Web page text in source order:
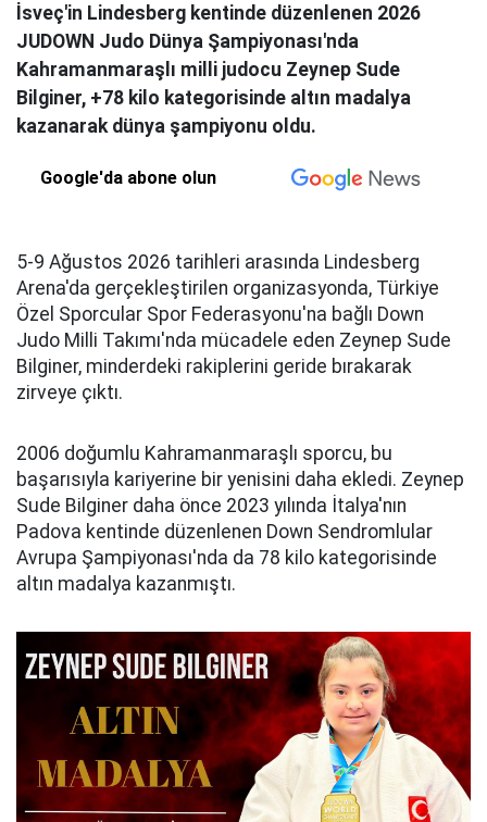
İsveç'in Lindesberg kentinde düzenlenen 2026
JUDOWN Judo Dünya Şampiyonası'nda
Kahramanmaraşlı milli judocu Zeynep Sude
Bilginer, +78 kilo kategorisinde altın madalya
kazanarak dünya şampiyonu oldu.
Google'da abone olun
5-9 Ağustos 2026 tarihleri arasında Lindesberg
Arena'da gerçekleştirilen organizasyonda, Türkiye
Özel Sporcular Spor Federasyonu'na bağlı Down
Judo Milli Takımı'nda mücadele eden Zeynep Sude
Bilginer, minderdeki rakiplerini geride bırakarak
zirveye çıktı.
2006 doğumlu Kahramanmaraşlı sporcu, bu
başarısıyla kariyerine bir yenisini daha ekledi. Zeynep
Sude Bilginer daha önce 2023 yılında İtalya'nın
Padova kentinde düzenlenen Down Sendromlular
Avrupa Şampiyonası'nda da 78 kilo kategorisinde
altın madalya kazanmıştı.